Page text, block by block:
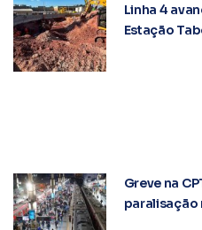
Linha 4
Estação
Greve na
paralisação